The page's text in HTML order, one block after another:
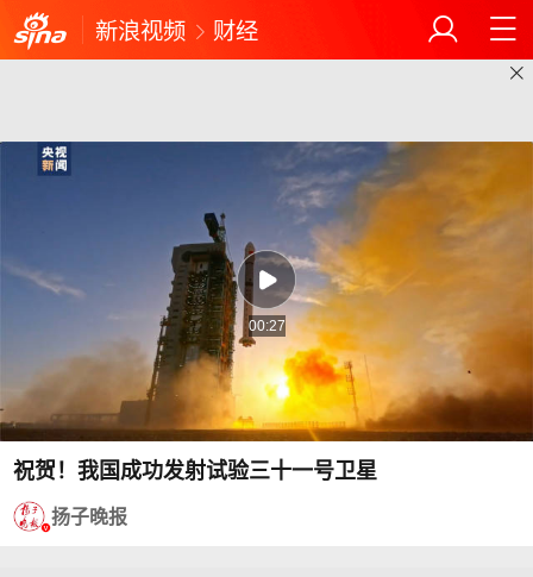
新浪视频 财经
00:27
祝贺！我国成功发射试验三十一号卫星
扬子晚报